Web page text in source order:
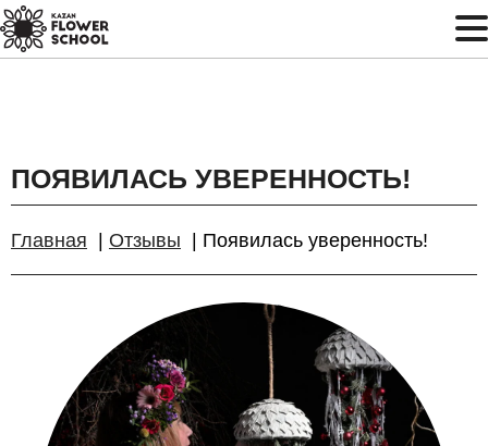
ПОЯВИЛАСЬ УВЕРЕННОСТЬ!
Главная Отзывы Появилась уверенность!